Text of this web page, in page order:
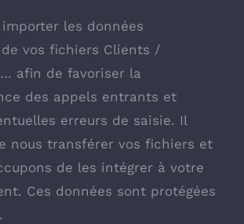
les données
vos fichiers Clients /
afin de favoriser la
des appels entrants et
erreurs de saisie. Il
nous transférer vos fichiers et
de les intégrer à votre
Ces données sont protégées